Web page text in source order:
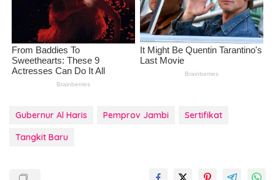
Gubernur Al Haris Pemprov Jambi
Sertifikat
Tangkit Baru